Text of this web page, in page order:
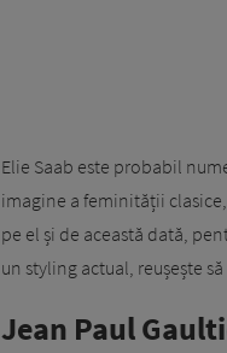
Elie Saab este probabil
imagine a feminității
pe el și de această dată,
un styling actual, reușește
Jean Paul